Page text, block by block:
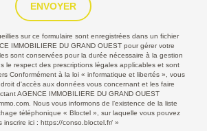
ENVOYER
sur ce formulaire sont enregistrées dans un fichier
IMMOBILIERE DU GRAND OUEST pour gérer votre
sont conservées pour la durée nécessaire à la gestion
le respect des prescriptions légales applicables et sont
Conformément à la loi « informatique et libertés », vous
d'accès aux données vous concernant et les faire
AGENCE IMMOBILIERE DU GRAND OUEST
Nous vous informons de l’existence de la liste
téléphonique « Bloctel », sur laquelle vous pouvez
inscrire ici : https://conso.bloctel.fr/ »